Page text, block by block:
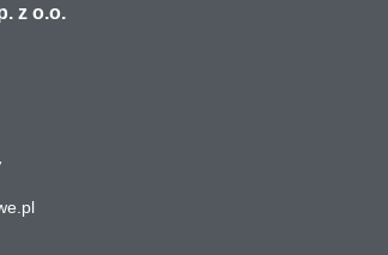
z o.o.